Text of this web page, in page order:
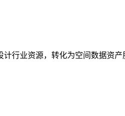
行业资源，转化为空间数据资产